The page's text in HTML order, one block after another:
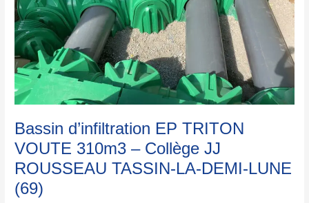
Bassin d’infiltration EP TRITON
VOUTE 310m3 – Collège JJ
ROUSSEAU TASSIN-LA-DEMI-LUNE
(69)
Collège
JJ
ROUSSEAU
TASSIN-
LA-
DEMI-
LUNE